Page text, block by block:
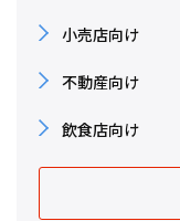
小売店向け
不動産向け
飲食店向け